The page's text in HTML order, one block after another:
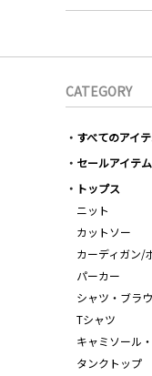
CATEGORY
すべてのアイ
セールアイテム
トップス
ニット
カットソー
カーディガン/
パーカー
シャツ・ブラ
Tシャツ
キャミソール
タンクトップ